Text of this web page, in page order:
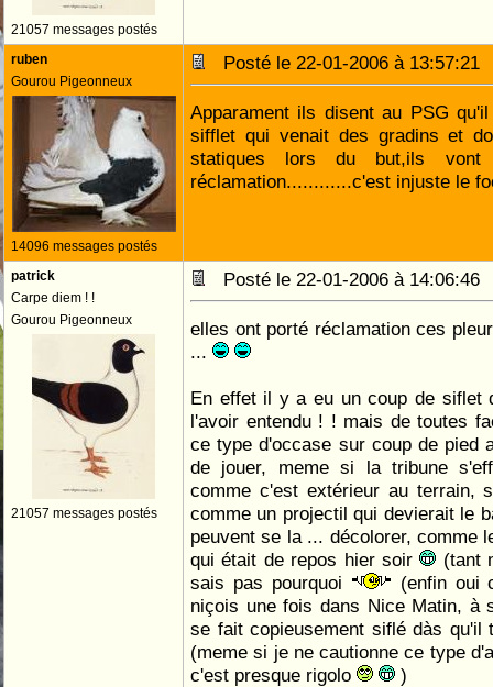
21057 messages postés
ruben
Gourou Pigeonneux
14096 messages postés
Posté le 22-01-2006 à
Apparament ils disent au PSG
sifflet qui venait des gradins et
statiques lors du but,ils
réclamation............c'est injuste le
patrick
Carpe diem ! !
Gourou Pigeonneux
21057 messages postés
Posté le 22-01-2006 à
elles ont porté réclamation ces
...
En effet il y a eu un coup de siflet
l'avoir entendu ! ! mais de toutes
ce type d'occase sur coup de pied
de jouer, meme si la tribune
comme c'est extérieur au terrain,
comme un projectil qui devierait le
peuvent se la ... décolorer, comme
qui était de repos hier soir
(tant
sais pas pourquoi
(enfin oui
niçois une fois dans Nice Matin, à
se fait copieusement siflé dàs qu'il
(meme si je ne cautionne ce type
c'est presque rigolo
)